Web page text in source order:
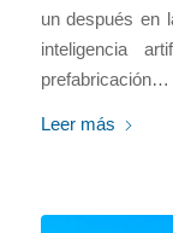
un después en
inteligencia
prefabricación…
Leer más